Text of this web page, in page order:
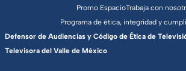
Promo EspacioTrabaja con
Programa de ética, integridad y
Defensor de Audiencias y Código de Ética de
Televisora del Valle de México